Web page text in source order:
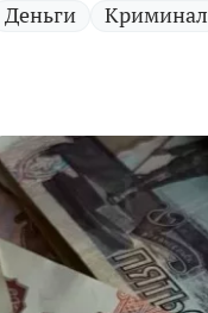
Деньги Криминал